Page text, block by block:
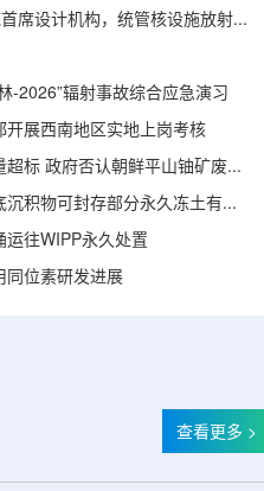
Rosatom选定SNIIP为辐射控制系统首席设计机构，统管核设施放射仪表标准化与进口替代保障
-2026”辐射事故综合应急演习
展西南地区实地上岗考核
韩国仁川强化郡西检岛自来水铀含量超标 政府否认朝鲜平山铀矿废水影响
碳同位素分析揭示：加拿大北极海底沉积物可封存部分永久冻土有机碳
往WIPP永久处置
同位素研发进展
查看更多 >